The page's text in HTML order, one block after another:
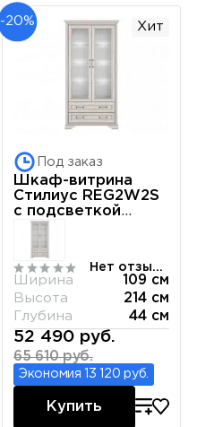
-20% Хит
Под заказ
Шкаф-витрина
Стилиус REG2W2S
с подсветкой
(Лиственница
сибирская)
Нет отзывов
Ширина
109 см
Высота
214 см
Глубина
44 см
52 490 руб.
65 610 руб.
Экономия 13 120 руб.
Купить